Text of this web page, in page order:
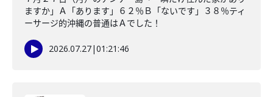
ますか」Ａ「あります」６２％Ｂ「ないです」３８％ティ
ーサージ的沖縄の普通はＡでした！
2026.07.27|01:21:46